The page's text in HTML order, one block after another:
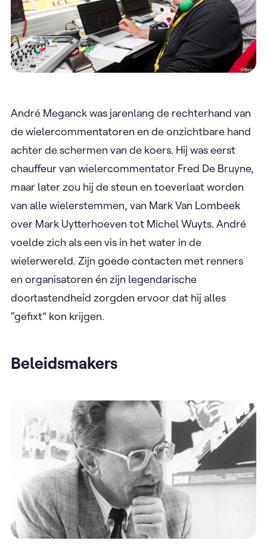
André Meganck was jarenlang de rechterhand van
de wielercommentatoren en de onzichtbare hand
achter de schermen van de koers. Hij was eerst
chauffeur van wielercommentator Fred De Bruyne,
maar later zou hij de steun en toeverlaat worden
van alle wielerstemmen, van Mark Van Lombeek
over Mark Uytterhoeven tot Michel Wuyts. André
voelde zich als een vis in het water in de
wielerwereld. Zijn goede contacten met renners
en organisatoren én zijn legendarische
doortastendheid zorgden ervoor dat hij alles
“gefixt” kon krijgen.
Beleidsmakers